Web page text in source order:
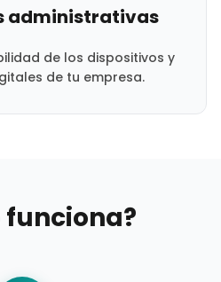
administrativas
de los dispositivos y
de tu empresa.
funciona?